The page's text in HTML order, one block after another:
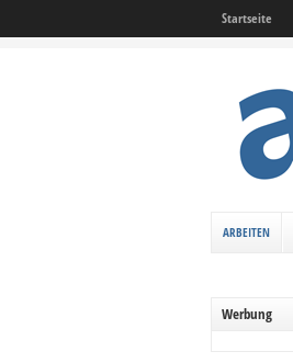
Startseite
ARBEITEN
Werbung